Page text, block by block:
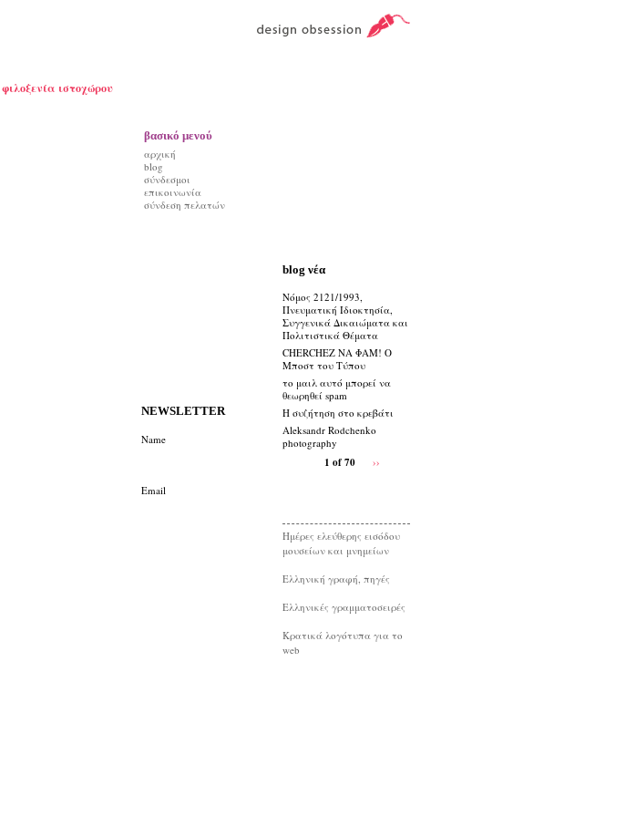
φιλοξενία ιστοχώρου
βασικό μενού
αρχική
blog
σύνδεσμοι
επικοινωνία
σύνδεση πελατών
ΝΕWSLETTER
Name
Email
blog νέα
Νόμος 2121/1993,
Πνευματική Ιδιοκτησία,
Συγγενικά Δικαιώματα και
Πολιτιστικά Θέματα
CHERCHEZ ΝΑ ΦΑΜ! Ο
Μποστ του Τύπου
το μαιλ αυτό μπορεί να
θεωρηθεί spam
Η συζήτηση στο κρεβάτι
Aleksandr Rodchenko
photography
1 of 70 ››
Ημέρες ελεύθερης εισόδου
μουσείων και μνημείων
Eλληνική γραφή, πηγές
Ελληνικές γραμματοσειρές
Κρατικά λογότυπα για το
web